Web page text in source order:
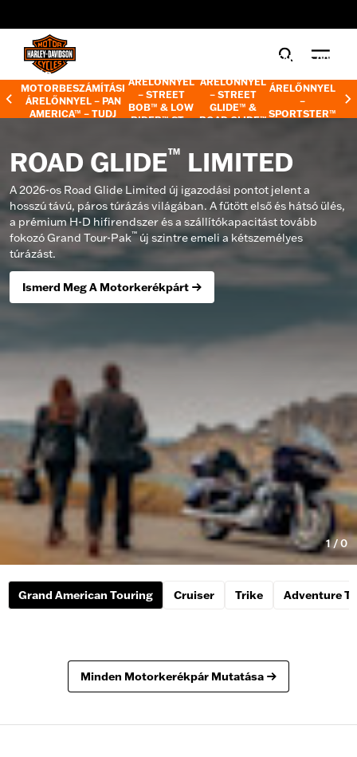
AKÁR 1 070 000 FT
MOTORBESZÁMÍTÁSI
ÁRELŐNNYEL – PAN
AMERICA™ –TUDJ
ÁRELŐNNYEL
– STREET
BOB™ & LOW
RIDER™ ST –
ÁRELŐNNYEL
– STREET
GLIDE™ &
ROAD GLIDE™
AKÁR 715 000
ÁRELŐNNYEL
–
SPORTSTER™
ROAD GLIDE™ LIMITED
A 2026-os Road Glide Limited új igazodási pontot jelent a
hosszú távú, páros túrázás világában. A fűtött első és hátsó ülés,
a prémium H-D hifirendszer és a szállítókapacitást tovább
fokozó Grand Tour-Pak™ új szintre emeli a kétszemélyes
túrázást.
Ismerd Meg A Motorkerékpárt
1/0
Grand American Touring Cruiser Trike Adventure
Minden Motorkerékpár Mutatása